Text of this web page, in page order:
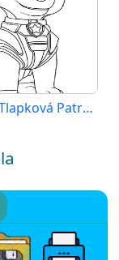
Zdarma Tlapková Patrola Vymalovatelné